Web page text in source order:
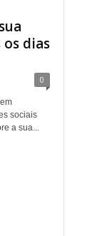
dias
0
sociais
a sua...